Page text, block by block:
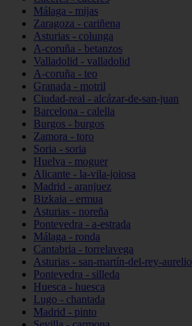
Málaga - mijas
Zaragoza - cariñena
Asturias - colunga
A-coruña - betanzos
Valladolid - valladolid
A-coruña - teo
Granada - motril
Ciudad-real - alcázar-de-san-juan
Barcelona - calella
Burgos - burgos
Zamora - toro
Soria - soria
Huelva - moguer
Alicante - la-vila-joiosa
Madrid - aranjuez
Bizkaia - ermua
Asturias - noreña
Pontevedra - a-estrada
Málaga - ronda
Cantabria - torrelavega
Asturias - san-martín-del-rey-aurelio
Pontevedra - silleda
Huesca - huesca
Lugo - chantada
Madrid - pinto